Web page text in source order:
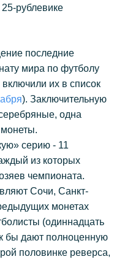
рублевике
последние
мира по футболу
их в список
). Заключительную
одна
серию - 11
из которых
чемпионата.
Сочи, Санкт-
монетах
(одиннадцать
бы дают полноценную
половинке реверса,